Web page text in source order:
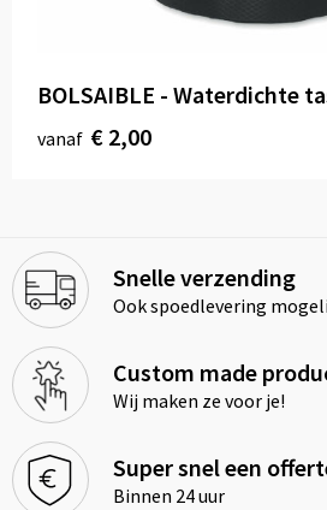
BOLSAIBLE - Waterdichte
vanaf € 2,00
Snelle verzending
Ook spoedlevering
Custom made
Wij maken ze voor je!
Super snel een
Binnen 24 uur